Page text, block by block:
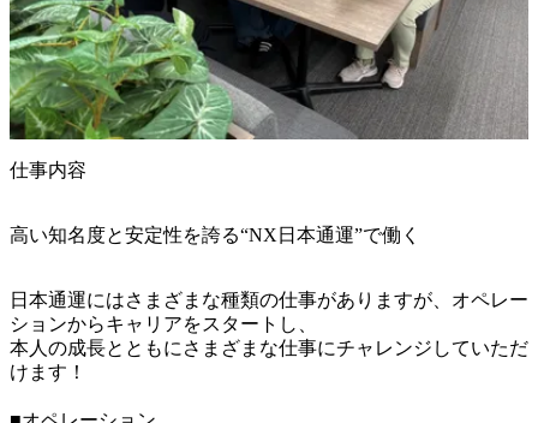
仕事内容
高い知名度と安定性を誇る“NX日本通運”で働く
日本通運にはさまざまな種類の仕事がありますが、オペレー
ションからキャリアをスタートし、
本人の成長とともにさまざまな仕事にチャレンジしていただ
けます！